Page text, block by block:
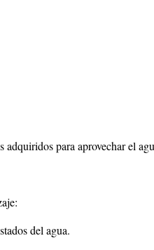
para aprovechar el
del agua.